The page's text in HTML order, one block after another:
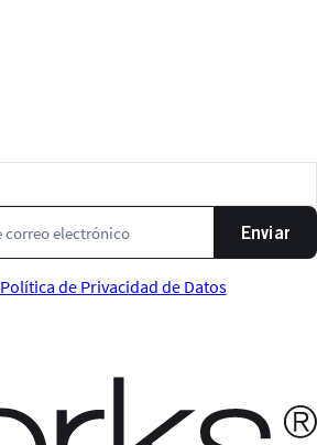
Enviar
Política de Privacidad de Datos